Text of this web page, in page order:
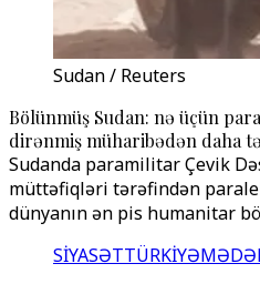
Sudan / Reuters
Bölünmüş Sudan: nə üçün
dirənmiş müharibədən daha
Sudanda paramilitar Çevik
müttəfiqləri tərəfindən
dünyanın ən pis humanitar
SİYASƏTTÜRKİYƏ